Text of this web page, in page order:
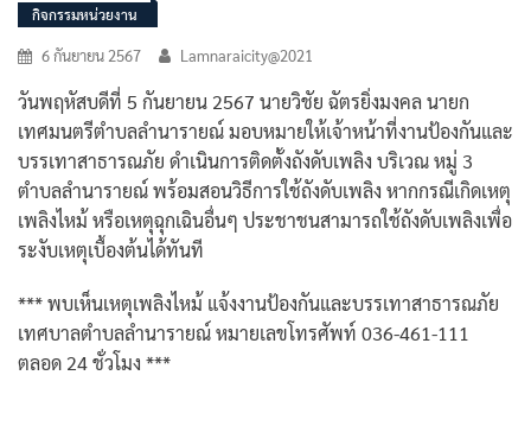
กิจกรรมหน่วยงาน
6 กันยายน 2567 Lamnaraicity@2021
วันพฤหัสบดีที่ 5 กันยายน 2567 นายวิชัย ฉัตรยิ่งมงคล นายก
เทศมนตรีตำบลลำนารายณ์ มอบหมายให้เจ้าหน้าที่งานป้องกันและ
บรรเทาสาธารณภัย ดำเนินการติดตั้งถังดับเพลิง บริเวณ หมู่ 3
ตำบลลำนารายณ์ พร้อมสอนวิธีการใช้ถังดับเพลิง หากกรณีเกิดเหตุ
เพลิงไหม้ หรือเหตุฉุกเฉินอื่นๆ ประชาชนสามารถใช้ถังดับเพลิงเพื่อ
ระงับเหตุเบื้องต้นได้ทันที
*** พบเห็นเหตุเพลิงไหม้ แจ้งงานป้องกันและบรรเทาสาธารณภัย
เทศบาลตำบลลำนารายณ์ หมายเลขโทรศัพท์ 036-461-111
ตลอด 24 ชั่วโมง ***